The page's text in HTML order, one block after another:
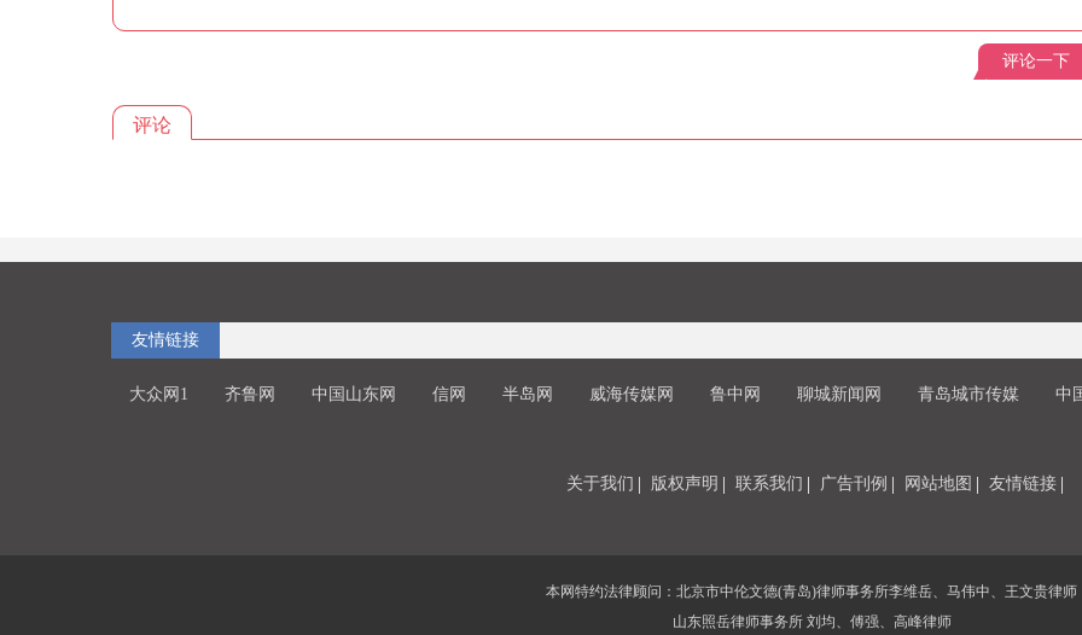
评论一下
评论
友情链接
大众网1 齐鲁网 中国山东网 信网 半岛网 威海传媒网 鲁中网 聊城新闻网 青岛城市传媒 中
关于我们 版权声明 联系我们 广告刊例 网站地图 友情链接
本网特约法律顾问：北京市中伦文德(青岛)律师事务所李维岳、马伟中、王文贵律师
山东照岳律师事务所 刘均、傅强、高峰律师